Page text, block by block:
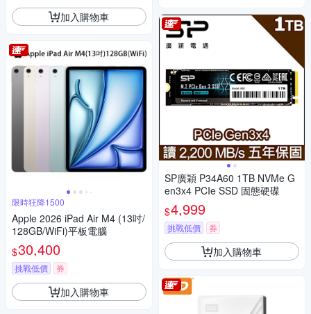
加入購物車
限時狂降1500
Apple 2026 iPad Air M4 (13吋/
128GB/WiFi)平板電腦
$30,400
挑戰低價 券
加入購物車
SP廣穎 P34A60 1TB NVMe G
en3x4 PCIe SSD 固態硬碟
$4,999
挑戰低價 券
加入購物車